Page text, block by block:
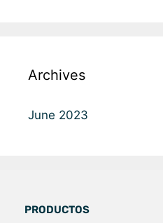
Archives
June 2023
PRODUCTOS